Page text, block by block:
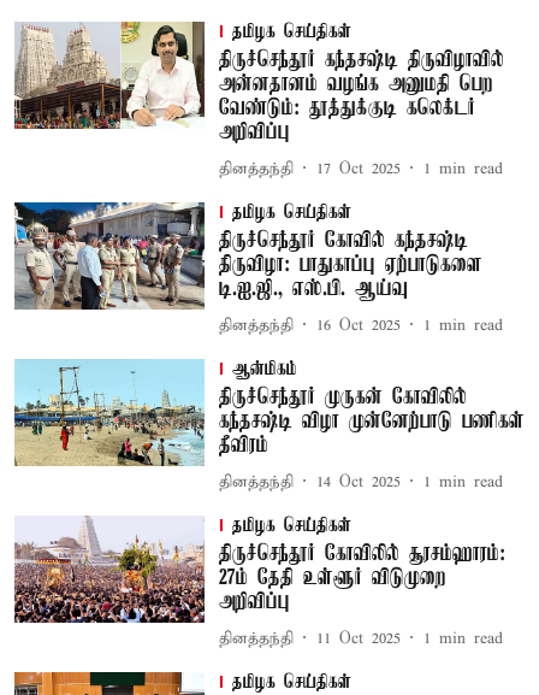
தமிழக செய்திகள்
திருச்செந்தூர் கந்தசஷ்டி திருவிழாவில்
அன்னதானம் வழங்க அனுமதி பெற
வேண்டும்: தூத்துக்குடி கலெக்டர்
அறிவிப்பு
தினத்தந்தி 17 Oct 2025 1 min read
தமிழக செய்திகள்
திருச்செந்தூர் கோவில் கந்தசஷ்டி
திருவிழா: பாதுகாப்பு ஏற்பாடுகளை
டி.ஐ.ஜி., எஸ்.பி. ஆய்வு
தினத்தந்தி 16 Oct 2025 1 min read
ஆன்மிகம்
திருச்செந்தூர் முருகன் கோவிலில்
கந்தசஷ்டி விழா முன்னேற்பாடு பணிகள்
தீவிரம்
தினத்தந்தி 14 Oct 2025 1 min read
தமிழக செய்திகள்
திருச்செந்தூர் கோவிலில் சூரசம்ஹாரம்:
27ம் தேதி உள்ளூர் விடுமுறை
அறிவிப்பு
தினத்தந்தி 11 Oct 2025 1 min read
தமிழக செய்திகள்